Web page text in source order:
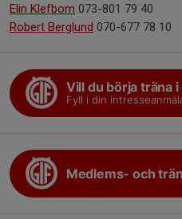
Elin Klefbom 073-801 79 40
Robert Berglund 070-677 78 10
Vill du börja träna
Fyll i din
Medlems- och